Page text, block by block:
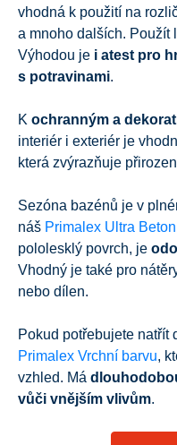
vhodná k použití na
a mnoho dalších. Použít
Výhodou je i atest pro
s potravinami.
K ochranným a
interiér i exteriér je
která zvýrazňuje
Sezóna bazénů je v
náš Primalex Ultra Beton
pololesklý povrch, je
Vhodný je také pro
nebo dílen.
Pokud potřebujete natřít
Primalex Vrchní barvu,
vzhled. Má
vůči vnějším vlivům.